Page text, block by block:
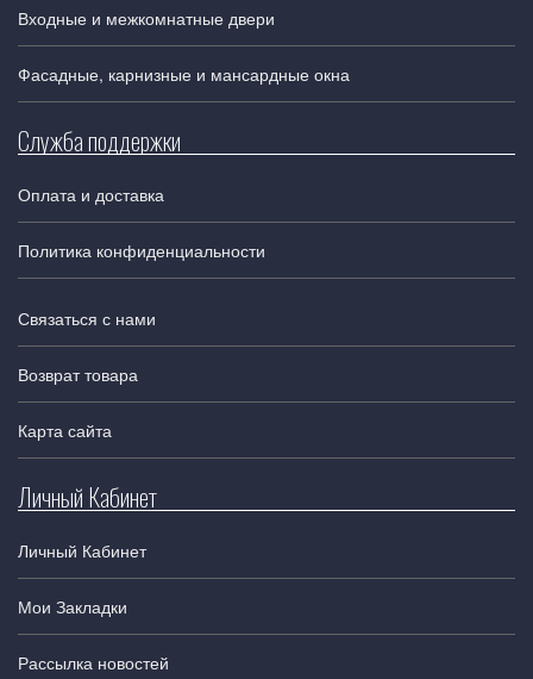
Входные и межкомнатные двери
Фасадные, карнизные и мансардные окна
Служба поддержки
Оплата и доставка
Политика конфиденциальности
Связаться с нами
Возврат товара
Карта сайта
Личный Кабинет
Личный Кабинет
Мои Закладки
Рассылка новостей